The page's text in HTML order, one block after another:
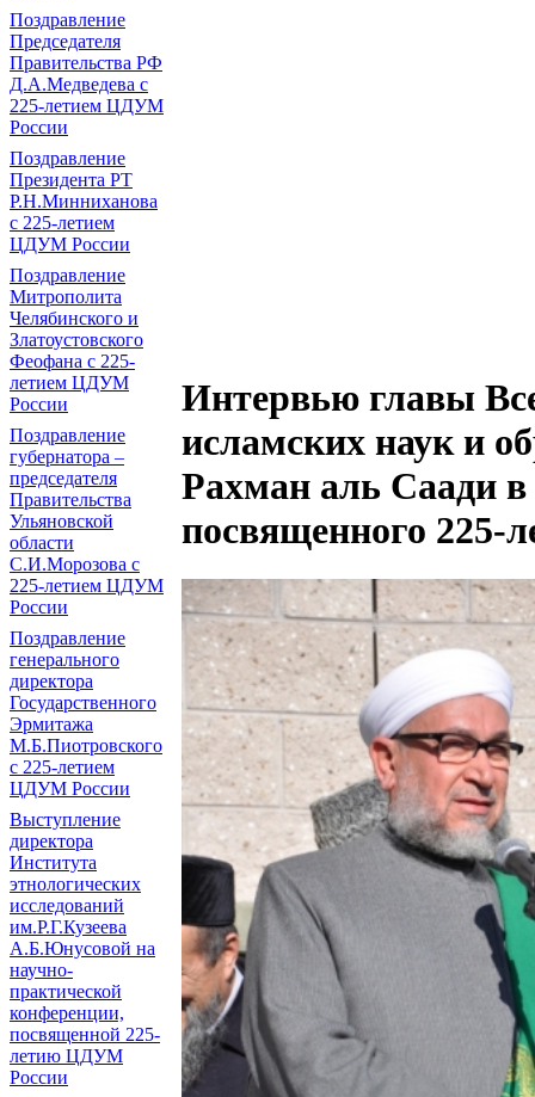
Поздравление
Председателя
Правительства РФ
Д.А.Медведева с
225-летием ЦДУМ
России
Поздравление
Президента РТ
Р.Н.Минниханова
с 225-летием
ЦДУМ России
Поздравление
Митрополита
Челябинского и
Златоустовского
Феофана с 225-
летием ЦДУМ
России
Поздравление
губернатора ‒
председателя
Правительства
Ульяновской
области
С.И.Морозова с
225-летием ЦДУМ
России
Поздравление
генерального
директора
Государственного
Эрмитажа
М.Б.Пиотровского
с 225-летием
ЦДУМ России
Выступление
директора
Института
этнологических
исследований
им.Р.Г.Кузеева
А.Б.Юнусовой на
научно-
практической
конференции,
посвященной 225-
летию ЦДУМ
России
Интервью главы
исламских наук и
Рахман аль Саади в
посвященного